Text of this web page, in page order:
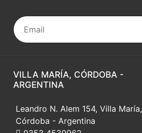
VILLA MARÍA, CÓRDOBA -
ARGENTINA
Leandro N. Alem 154, Villa María,
Córdoba - Argentina